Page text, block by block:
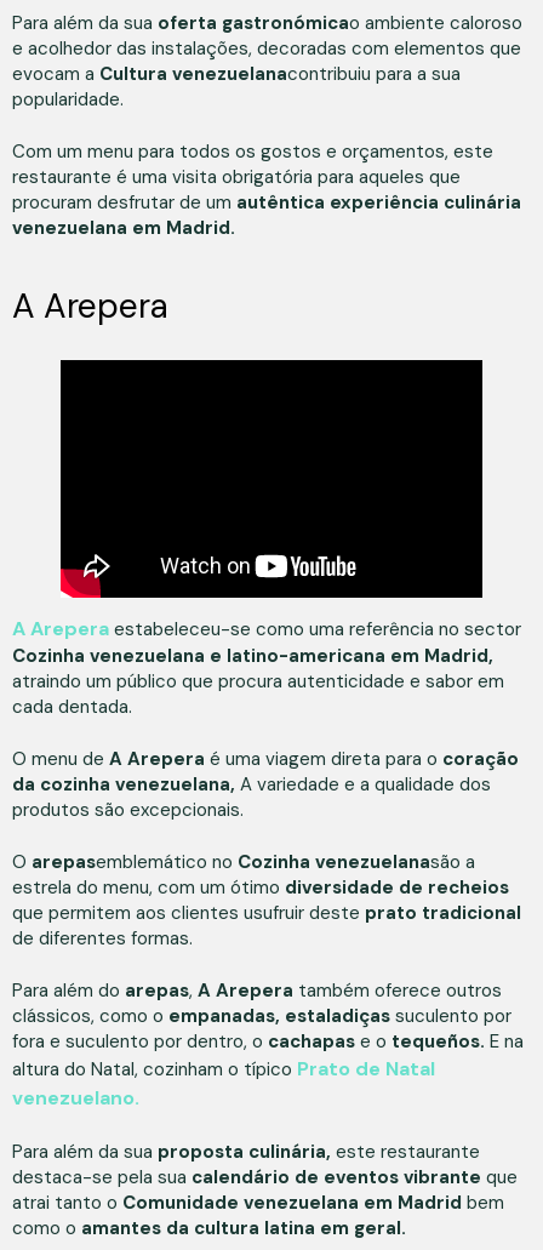
Para além da sua oferta gastronómicao ambiente caloroso
e acolhedor das instalações, decoradas com elementos que
evocam a Cultura venezuelanacontribuiu para a sua
popularidade.
Com um menu para todos os gostos e orçamentos, este
restaurante é uma visita obrigatória para aqueles que
procuram desfrutar de um autêntica experiência culinária
venezuelana em Madrid.
A Arepera
A Arepera estabeleceu-se como uma referência no sector
Cozinha venezuelana e latino-americana em Madrid,
atraindo um público que procura autenticidade e sabor em
cada dentada.
O menu de A Arepera é uma viagem direta para o coração
da cozinha venezuelana, A variedade e a qualidade dos
produtos são excepcionais.
O arepasemblemático no Cozinha venezuelanasão a
estrela do menu, com um ótimo diversidade de recheios
que permitem aos clientes usufruir deste prato tradicional
de diferentes formas.
Para além do arepas, A Arepera também oferece outros
clássicos, como o empanadas, estaladiças suculento por
fora e suculento por dentro, o cachapas e o tequeños. E na
altura do Natal, cozinham o típico Prato de Natal
venezuelano.
Para além da sua proposta culinária, este restaurante
destaca-se pela sua calendário de eventos vibrante que
atrai tanto o Comunidade venezuelana em Madrid bem
como o amantes da cultura latina em geral.